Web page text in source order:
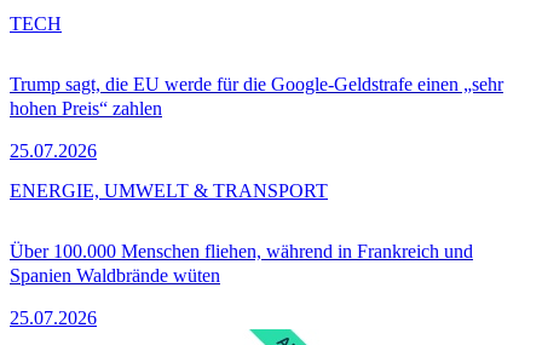
Trump sagt, die EU werde für die Google-Geldstrafe einen „sehr
hohen Preis“ zahlen
25.07.2026
TECH
Über 100.000 Menschen fliehen, während in Frankreich und
Spanien Waldbrände wüten
25.07.2026
ENERGIE, UMWELT & TRANSPORT